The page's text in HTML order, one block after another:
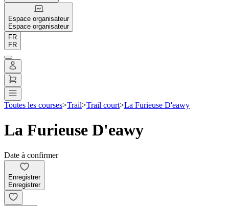
Espace organisateur
Espace organisateur
FR
FR
Toutes les courses>Trail>Trail court>La Furieuse D'eawy
La Furieuse D'eawy
Date à confirmer
Enregistrer
Enregistrer